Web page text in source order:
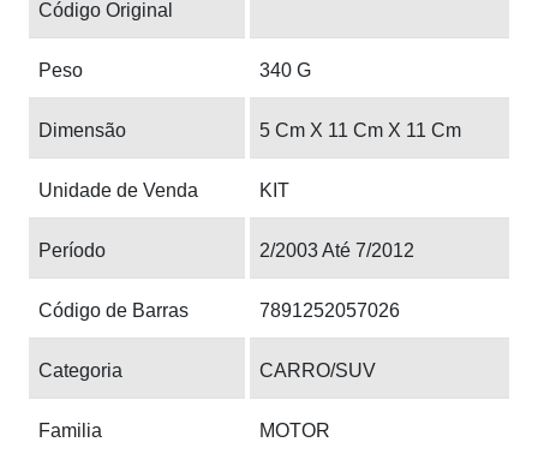
Código Original
Peso 340 G
Dimensão 5 Cm X 11 Cm X 11 Cm
Unidade de Venda KIT
Período 2/2003 Até 7/2012
Código de Barras 7891252057026
Categoria CARRO/SUV
Familia MOTOR